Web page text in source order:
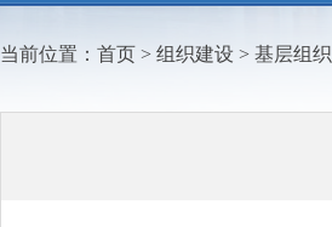
当前位置： 首页 > 组织建设 > 基层组织